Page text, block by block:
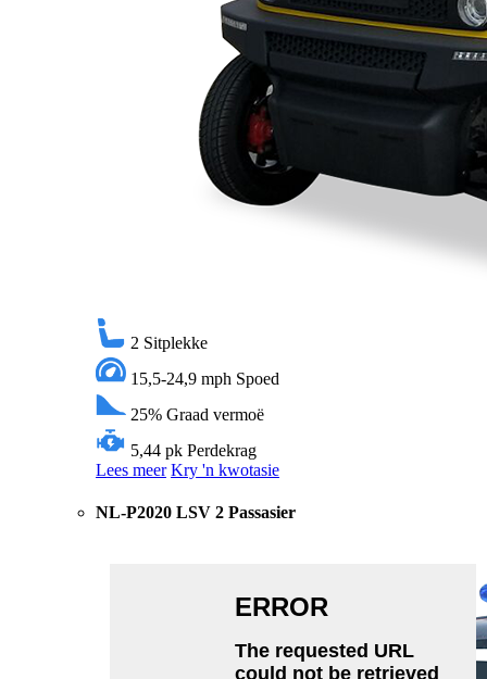
2 Sitplekke
15,5-24,9 mph Spoed
25% Graad vermoë
5,44 pk Perdekrag
Lees meer Kry 'n kwotasie
NL-P2020 LSV 2 Passasier